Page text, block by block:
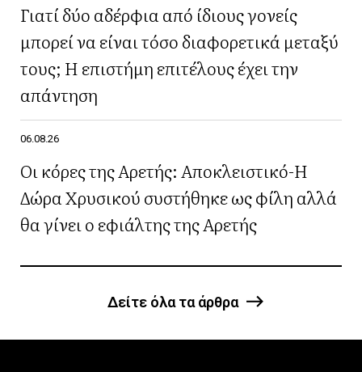
Γιατί δύο αδέρφια από ίδιους γονείς
μπορεί να είναι τόσο διαφορετικά μεταξύ
τους; Η επιστήμη επιτέλους έχει την
απάντηση
06.08.26
Οι κόρες της Αρετής: Αποκλειστικό-Η
Δώρα Χρυσικού συστήθηκε ως φίλη αλλά
θα γίνει ο εφιάλτης της Αρετής
Δείτε όλα τα άρθρα